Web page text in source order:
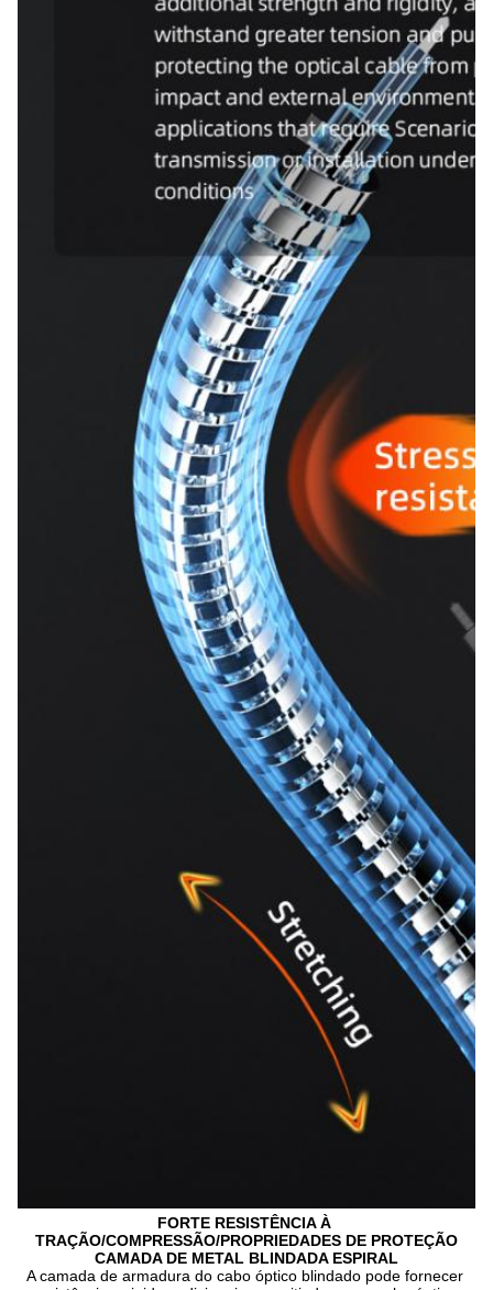
FORTE RESISTÊNCIA À
TRAÇÃO/COMPRESSÃO/PROPRIEDADES DE PROTEÇÃO
CAMADA DE METAL BLINDADA ESPIRAL
A camada de armadura do cabo óptico blindado pode fornecer